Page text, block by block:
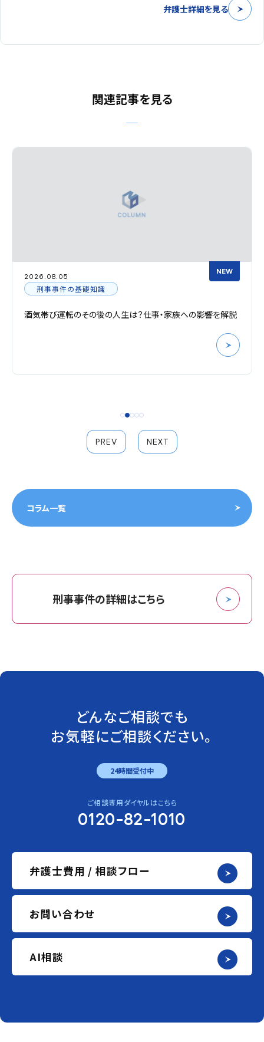
弁護士詳細を見る
関連記事を見る
2026.08.05
NEW
刑事事件の基礎知識
酒気帯び運転のその後の人生は？仕事・家族への影響を解説
PREV NEXT
コラム一覧
刑事事件の詳細はこちら
どんなご相談でも
お気軽にご相談ください。
24時間受付中
ご相談専用ダイヤルはこちら
0120-82-1010
弁護士費用 / 相談フロー
お問い合わせ
AI相談